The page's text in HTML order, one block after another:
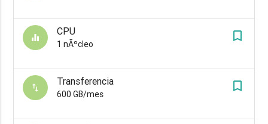
equalizer
CPU
1 nÃºcleo
turned_in_not
swap_vert
Transferencia
600 GB/mes
turned_in_not